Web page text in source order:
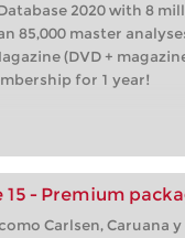
2020 with 8
85,000 master
(DVD +
for 1 year!
15 - Premium
Carlsen, Caruana